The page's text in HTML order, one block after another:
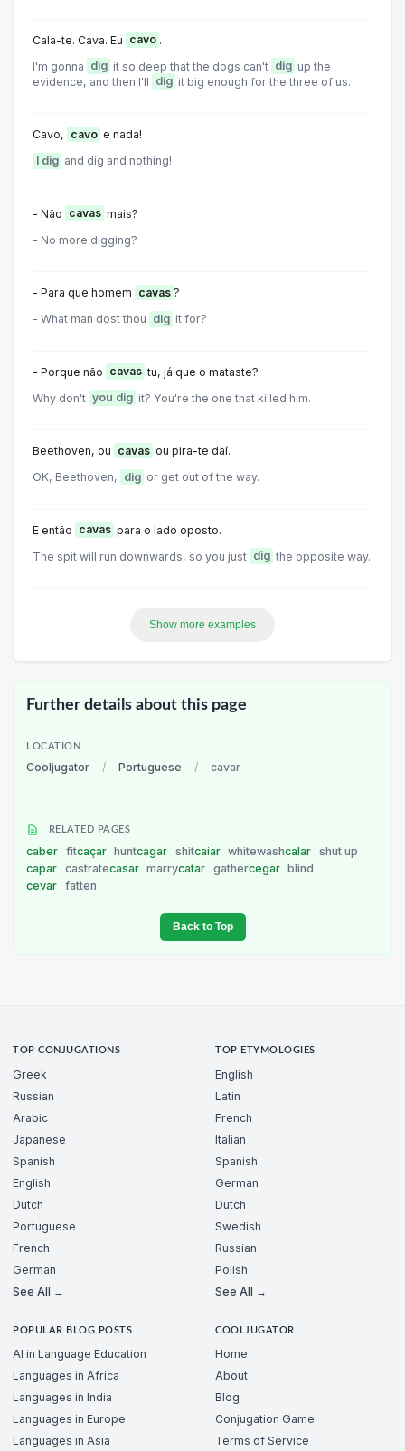
Cala-te. Cava. Eu cavo .
I'm gonna dig it so deep that the dogs can't dig up the
evidence, and then I'll dig it big enough for the three of us.
Cavo, cavo e nada!
I dig and dig and nothing!
- Não cavas mais?
- No more digging?
- Para que homem cavas ?
- What man dost thou dig it for?
- Porque não cavas tu, já que o mataste?
Why don't you dig it? You're the one that killed him.
Beethoven, ou cavas ou pira-te daí.
OK, Beethoven, dig or get out of the way.
E então cavas para o lado oposto.
The spit will run downwards, so you just dig the opposite way.
Show more examples
Further details about this page
LOCATION
Cooljugator / Portuguese / cavar
RELATED PAGES
caber fitcaçar huntcagar shitcaiar whitewashcalar shut up
capar castratecasar marrycatar gathercegar blind
cevar fatten
Back to Top
TOP CONJUGATIONS
Greek
Russian
Arabic
Japanese
Spanish
English
Dutch
Portuguese
French
German
See All →
TOP ETYMOLOGIES
English
Latin
French
Italian
Spanish
German
Dutch
Swedish
Russian
Polish
See All →
POPULAR BLOG POSTS
AI in Language Education
Languages in Africa
Languages in India
Languages in Europe
Languages in Asia
COOLJUGATOR
Home
About
Blog
Conjugation Game
Terms of Service